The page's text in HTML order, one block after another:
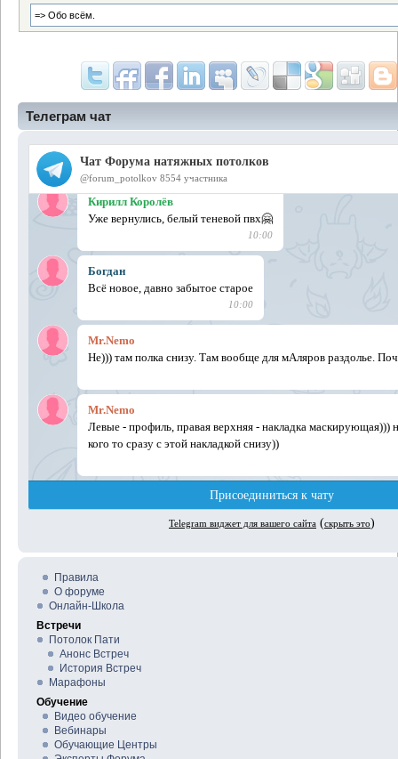
Телеграм чат
Правила
О форуме
Онлайн-Школа
Встречи
Потолок Пати
Анонс Встреч
История Встреч
Марафоны
Обучение
Видео обучение
Вебинары
Обучающие Центры